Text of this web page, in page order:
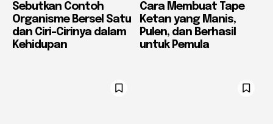
Sebutkan Contoh
Organisme Bersel Satu
dan Ciri-Cirinya dalam
Kehidupan
Cara Membuat Tape
Ketan yang Manis,
Pulen, dan Berhasil
untuk Pemula